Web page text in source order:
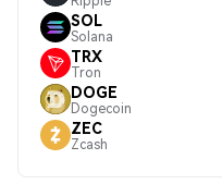
SOL
Solana
TRX
Tron
DOGE
Dogecoin
ZEC
Zcash